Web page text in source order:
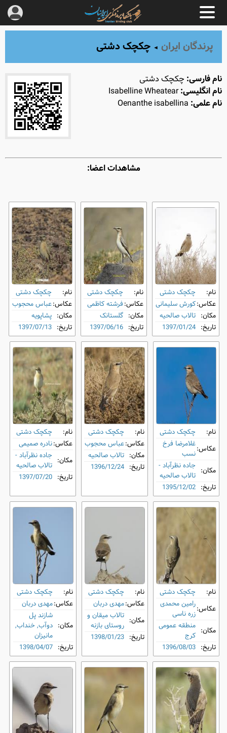
پرندگان ایران ◄ چکچک دشتی
نام فارسی: چکچک دشتی
نام انگلیسی:Isabelline Wheatear
نام علمی:
مشاهدات اعضا:
نام:
چکچک دشتی
عکاس:کورش سلیمانی
مکان: تالاب صالحیه
تاریخ: 1397/01/24
نام:
چکچک دشتی
عکاس:فرشته کاظمی
مکان: گلستانک
تاریخ: 1397/06/16
نام:
چکچک دشتی
عکاس:عباس محجوب
مکان: پشاپویه
تاریخ: 1397/07/13
نام:
چکچک دشتی
عکاس:غلامرضا فرخ
نسب
مکان: جاده نظرآباد -
تالاب صالحیه
تاریخ: 1395/12/02
نام:
چکچک دشتی
عکاس:عباس محجوب
مکان: تالاب صالحیه
تاریخ: 1396/12/24
نام:
چکچک دشتی
عکاس:نادره صمیمی
مکان: جاده نظرآباد -
تالاب صالحیه
تاریخ: 1397/07/20
نام:
چکچک دشتی
عکاس:رامین محمدی
زره ناسی
مکان: منطقه عمومی
کرج
تاریخ: 1396/08/03
نام:
چکچک دشتی
عکاس:مهدی دربان
مکان: تالاب میقان و
روستای بازنه
تاریخ: 1398/01/23
نام:
چکچک دشتی
عکاس:مهدی دربان
مکان:
شازند پل
دوآب, خنداب,
مانیزان
تاریخ: 1398/04/07